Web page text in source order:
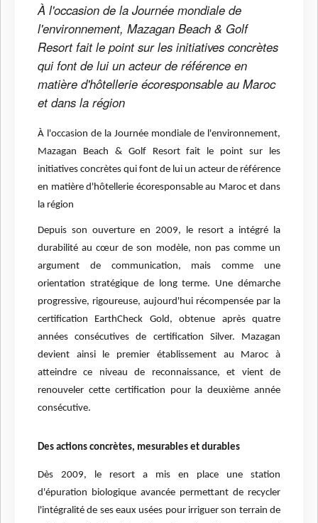
À l'occasion de la Journée mondiale de
l'environnement, Mazagan Beach & Golf
Resort fait le point sur les initiatives concrètes
qui font de lui un acteur de référence en
matière d'hôtellerie écoresponsable au Maroc
et dans la région
À l'occasion de la Journée mondiale de l'environnement,
Mazagan Beach & Golf Resort fait le point sur les
initiatives concrètes qui font de lui un acteur de référence
en matière d'hôtellerie écoresponsable au Maroc et dans
la région
Depuis son ouverture en 2009, le resort a intégré la
durabilité au cœur de son modèle, non pas comme un
argument de communication, mais comme une
orientation stratégique de long terme. Une démarche
progressive, rigoureuse, aujourd'hui récompensée par la
certification EarthCheck Gold, obtenue après quatre
années consécutives de certification Silver. Mazagan
devient ainsi le premier établissement au Maroc à
atteindre ce niveau de reconnaissance, et vient de
renouveler cette certification pour la deuxième année
consécutive.
Des actions concrètes, mesurables et durables
Dès 2009, le resort a mis en place une station
d'épuration biologique avancée permettant de recycler
l'intégralité de ses eaux usées pour irriguer son terrain de